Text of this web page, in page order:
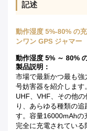
記述
動作湿度 5%-80% の
ンワン GPS ジャマー
動作湿度 5% ～ 80%
製品説明：
市場で最新かつ最も
号妨害器を紹介します
UHF、VHF、その他
り、あらゆる種類の
す。容量16000mAhの
完全に充電されてい